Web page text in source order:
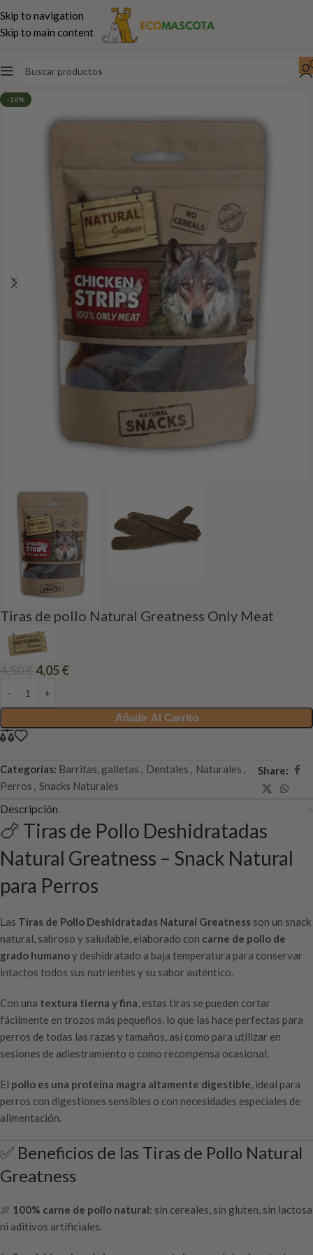
Skip to navigation
Skip to main content
Inicio Perros Snacks Naturales
-10%
Tiras de pollo Natural Greatness Only Meat
4,50€4,05 €
Añadir Al Carrito
Categorías: Barritas, galletas , Dentales , Naturales ,
Perros , Snacks Naturales
Share:
Descripción
🍗 Tiras de Pollo Deshidratadas
Natural Greatness – Snack Natural
para Perros
Las Tiras de Pollo Deshidratadas Natural Greatness son un snack
natural, sabroso y saludable, elaborado con carne de pollo de
grado humanoy deshidratado a baja temperatura para conservar
intactos todos sus nutrientes y su sabor auténtico.
Con una textura tierna y fina, estas tiras se pueden cortar
fácilmente en trozos más pequeños, lo que las hace perfectas para
perros de todas las razas y tamaños, así como para utilizar en
sesiones de adiestramiento o como recompensa ocasional.
El pollo es una proteína magra altamente digestible, ideal para
perros con digestiones sensibles o con necesidades especiales de
alimentación.
✅ Beneficios de las Tiras de Pollo Natural
Greatness
🍖 100% carne de pollo natural: sin cereales, sin gluten, sin lactosa
ni aditivos artificiales.